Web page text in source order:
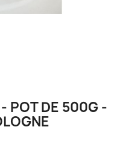
POT DE 500G -